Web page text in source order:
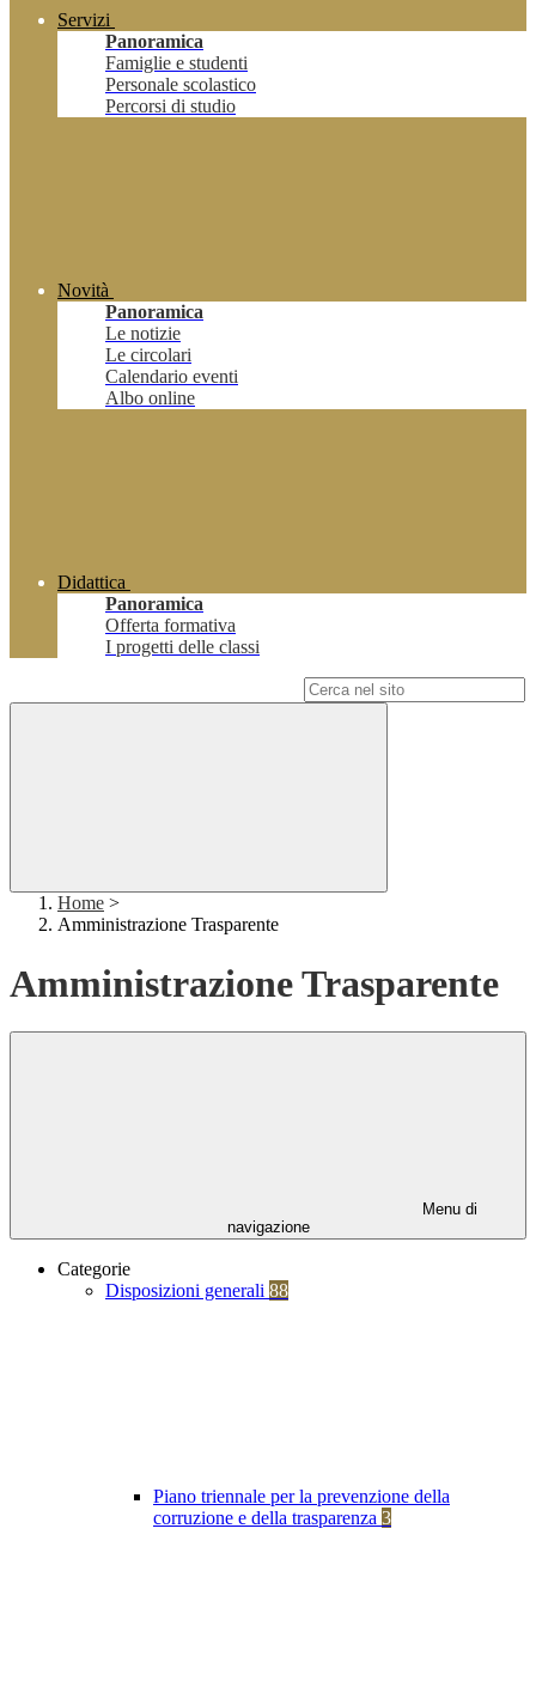
Servizi
Panoramica
Famiglie e studenti
Personale scolastico
Percorsi di studio
Novità
Panoramica
Le notizie
Le circolari
Calendario eventi
Albo online
Didattica
Panoramica
Offerta formativa
I progetti delle classi
Home >
Amministrazione Trasparente
Amministrazione Trasparente
Menu di
navigazione
Categorie
Disposizioni generali 88
Piano triennale per la prevenzione della
corruzione e della trasparenza 3